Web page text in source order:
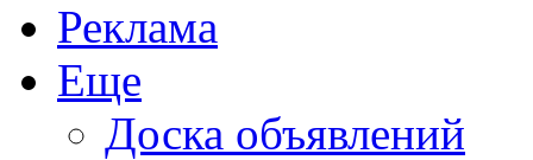
Реклама
Еще
Доска объявлений